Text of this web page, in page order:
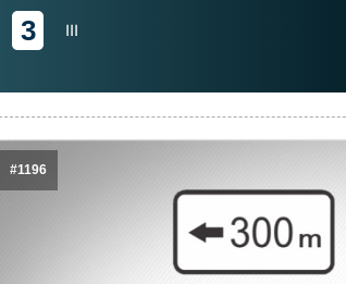
3 III
#1196